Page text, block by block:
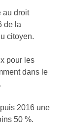
au droit
de la
citoyen.
pour les
dans le
2016 une
50 %.